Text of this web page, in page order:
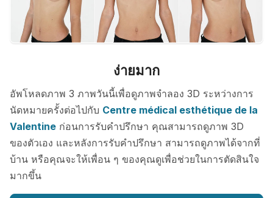
ง่ายมาก
อัพโหลดภาพ 3 ภาพวันนี้เพื่อดูภาพจำลอง 3D ระหว่างการ
นัดหมายครั้งต่อไปกับ Centre médical esthétique de la
Valentine ก่อนการรับคำปรึกษา คุณสามารถดูภาพ 3D
ของตัวเอง และหลังการรับคำปรึกษา สามารถดูภาพได้จากที่
บ้าน หรือคุณจะให้เพื่อน ๆ ของคุณดูเพื่อช่วยในการตัดสินใจ
มากขึ้น